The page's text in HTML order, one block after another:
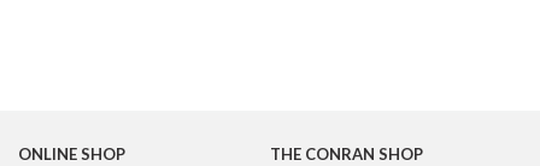
ONLINE SHOP THE CONRAN SHOP